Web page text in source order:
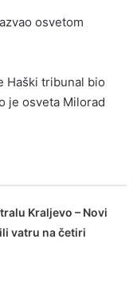
osvetom
Haški tribunal bio
je osveta Milorad
Kraljevo – Novi
vatru na četiri